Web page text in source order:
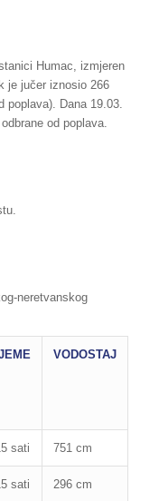
Humac, izmjeren
je jučer iznosio 266
poplava). Dana 19.03.
od poplava.
neretvanskog
VODOSTAJ
sati 751 cm
sati 296 cm